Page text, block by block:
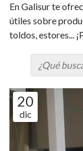
En Galisur te
útiles sobre
toldos, estores...
20
dic